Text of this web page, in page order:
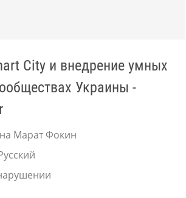
City и внедрение умных
Украины -
Марат Фокин